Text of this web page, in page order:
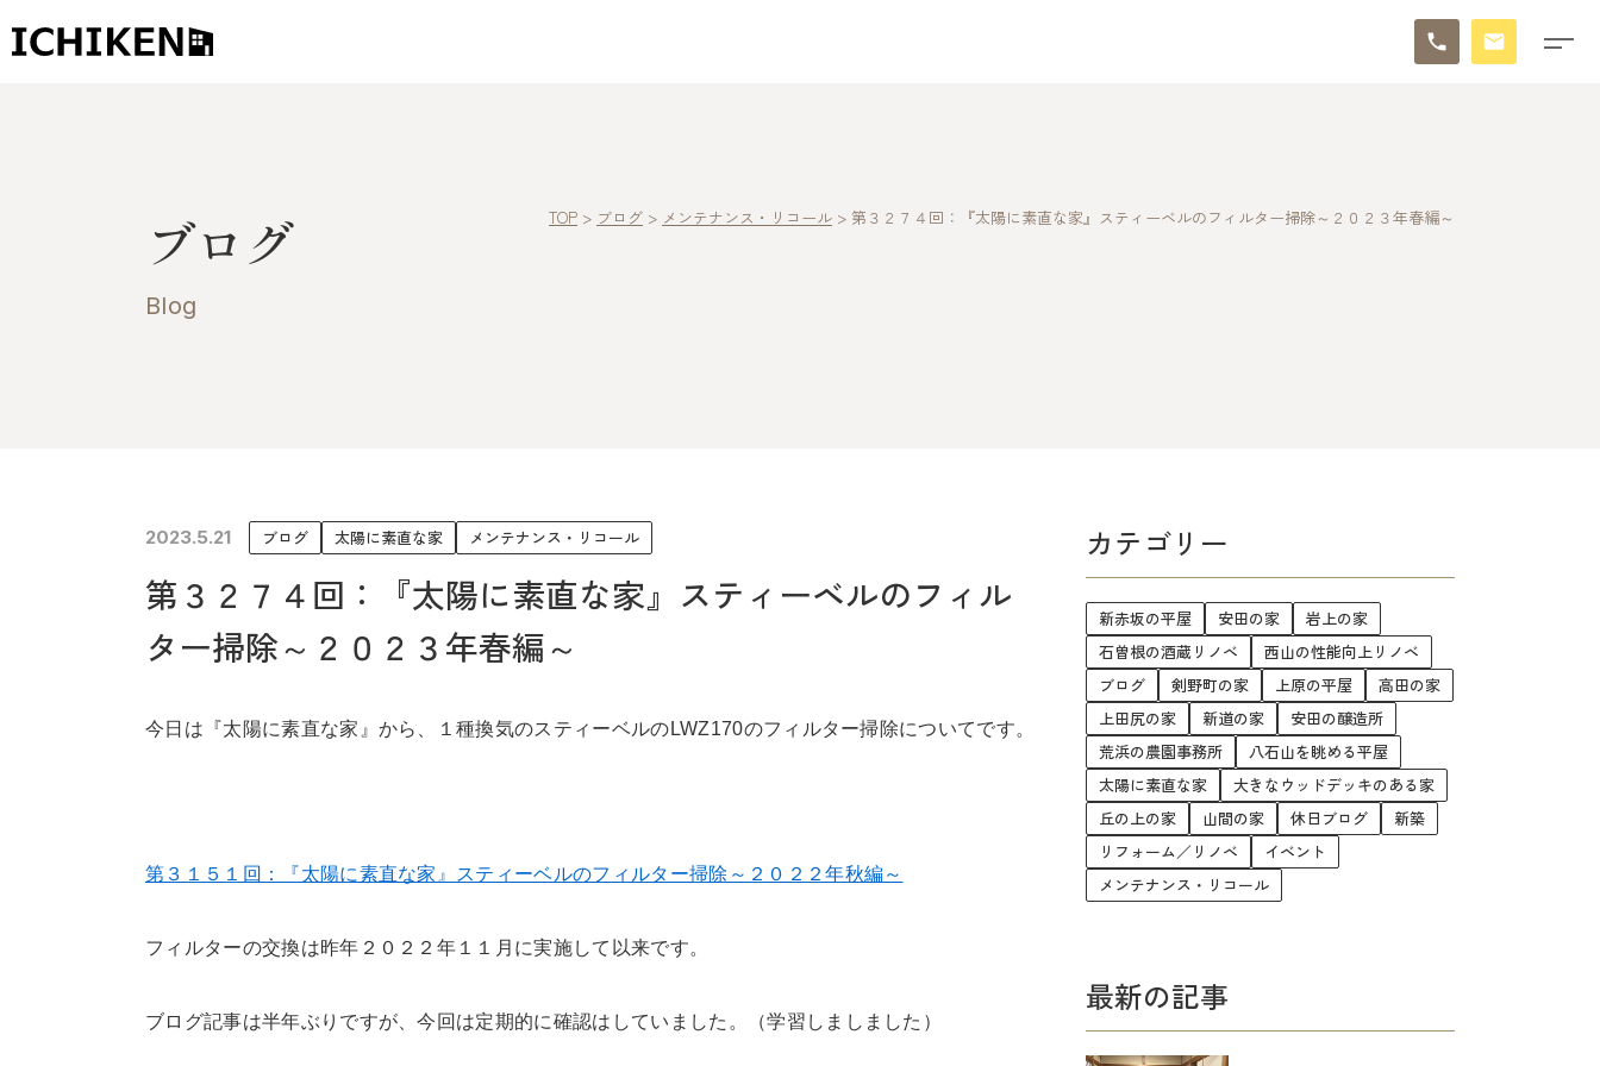
未来に住み継ぐ平屋
ブログ
Blog
TOP > ブログ > メンテナンス・リコール > 第３２７４回：『太陽に素直な家』スティーベルのフィルター掃除～２０２３年春編～
2023.5.21 ブログ 太陽に素直な家 メンテナンス・リコール
第３２７４回：『太陽に素直な家』スティーベルのフィル
ター掃除～２０２３年春編～
今日は『太陽に素直な家』から、１種換気のスティーベルのLWZ170のフィルター掃除についてです。
第３１５１回：『太陽に素直な家』スティーベルのフィルター掃除～２０２２年秋編～
フィルターの交換は昨年２０２２年１１月に実施して以来です。
ブログ記事は半年ぶりですが、今回は定期的に確認はしていました。（学習しましました）
カテゴリー
新赤坂の平屋 安田の家
岩上の家
石曽根の酒蔵リノベ
西山の性能向上リノベ
ブログ
剣野町の家 上原の平屋
高田の家
上田尻の家
新道の家
安田の醸造所
荒浜の農園事務所
八石山を眺める平屋
太陽に素直な家
大きなウッドデッキのある家
丘の上の家
山間の家 休日ブログ
新築
リフォーム／リノベ
イベント
メンテナンス・リコール
最新の記事